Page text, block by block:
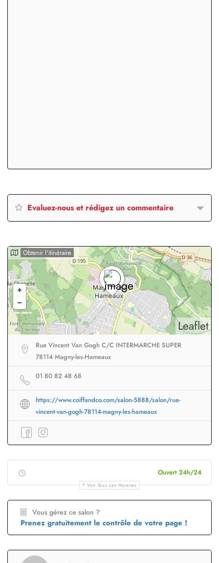
Evaluez-nous et rédigez un commentaire
Leaflet
Obtenir l'itinéraire
Rue Vincent Van Gogh C/C INTERMARCHE SUPER
78114 Magny-les-Hameaux
01 80 82 48 68
https://www.coiffandco.com/salon-5888/salon/rue-
vincent-van-gogh-78114-magny-les-hameaux
Ouvert 24h/24
Voir Tous Les Horaires
Vous gérez ce salon ?
Prenez gratuitement le contrôle de votre page !